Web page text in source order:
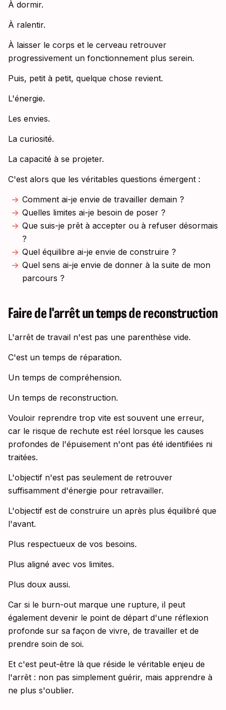
À dormir.
À ralentir.
À laisser le corps et le cerveau retrouver
progressivement un fonctionnement plus serein.
Puis, petit à petit, quelque chose revient.
L'énergie.
Les envies.
La curiosité.
La capacité à se projeter.
C'est alors que les véritables questions émergent :
Comment ai-je envie de travailler demain ?
Quelles limites ai-je besoin de poser ?
Que suis-je prêt à accepter ou à refuser désormais
?
Quel équilibre ai-je envie de construire ?
Quel sens ai-je envie de donner à la suite de mon
parcours ?
Faire de l'arrêt un temps de reconstruction
L'arrêt de travail n'est pas une parenthèse vide.
C'est un temps de réparation.
Un temps de compréhension.
Un temps de reconstruction.
Vouloir reprendre trop vite est souvent une erreur,
car le risque de rechute est réel lorsque les causes
profondes de l'épuisement n'ont pas été identifiées ni
traitées.
L'objectif n'est pas seulement de retrouver
suffisamment d'énergie pour retravailler.
L'objectif est de construire un après plus équilibré que
l'avant.
Plus respectueux de vos besoins.
Plus aligné avec vos limites.
Plus doux aussi.
Car si le burn-out marque une rupture, il peut
également devenir le point de départ d'une réflexion
profonde sur sa façon de vivre, de travailler et de
prendre soin de soi.
Et c'est peut-être là que réside le véritable enjeu de
l'arrêt : non pas simplement guérir, mais apprendre à
ne plus s'oublier.